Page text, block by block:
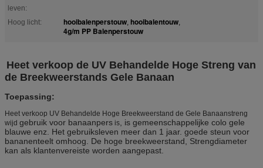
leven:
Hoog licht: hooibalenperstouw, hooibalentouw,
4g/m PP Balenperstouw
Heet verkoop de UV Behandelde Hoge Streng van
de Breekweerstands Gele Banaan
Toepassing:
Heet verkoop UV Behandelde Hoge Breekweerstand de Gele Banaanstreng
wijd gebruik voor banaanpers is , is gemeenschappelijke colo gele
blauwe enz. Het gebruiksleven meer dan 1 jaar. goede steun voor
bananenteelt omhoog. De hoge breekweerstand, Strengdiameter
kan als klantenvereiste worden aangepast.